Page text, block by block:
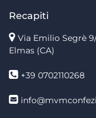
Recapiti
Via Emilio Segrè 9/
Elmas (CA)
+39 0702110268